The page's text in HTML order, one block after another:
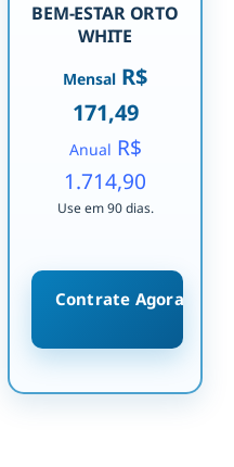
BEM-ESTAR ORTO
WHITE
Mensal R$
171,49
Anual R$
1.714,90
Use em 90 dias.
Contrate Agora